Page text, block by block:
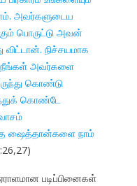
அவர்களுடைய
பொருட்டு அவன்
நிச்சயமாக
நீங்கள் அவர்களை
கொண்டு
கொண்டே
ஷைத்தான்களை நாம்
படிப்பினைகள்